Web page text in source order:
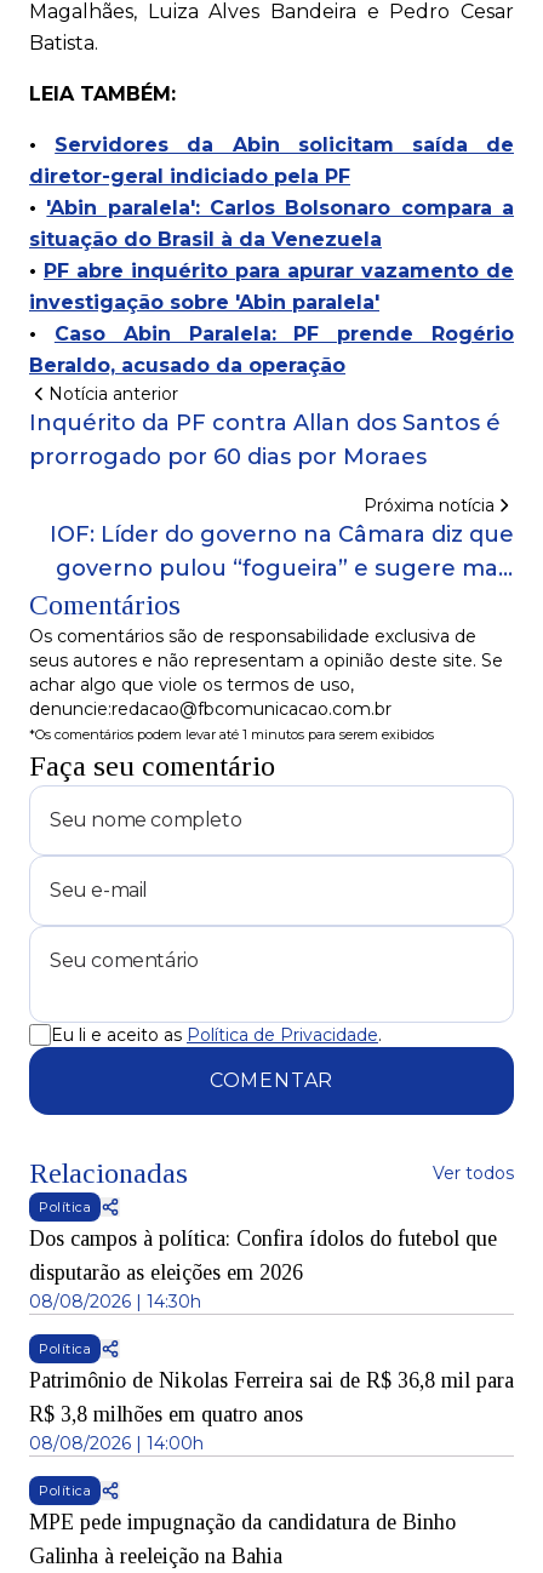
Magalhães, Luiza Alves Bandeira e Pedro Cesar
Batista.
LEIA TAMBÉM:
• Servidores da Abin solicitam saída de
diretor-geral indiciado pela PF
• 'Abin paralela': Carlos Bolsonaro compara a
situação do Brasil à da Venezuela
• PF abre inquérito para apurar vazamento de
investigação sobre 'Abin paralela'
• Caso Abin Paralela: PF prende Rogério
Beraldo, acusado da operação
Notícia anterior
Inquérito da PF contra Allan dos Santos é
prorrogado por 60 dias por Moraes
Próxima notícia
IOF: Líder do governo na Câmara diz que
governo pulou “fogueira” e sugere mais
Comentários
Os comentários são de responsabilidade exclusiva de
seus autores e não representam a opinião deste site. Se
achar algo que viole os termos de uso,
denuncie:redacao@fbcomunicacao.com.br
*Os comentários podem levar até 1 minutos para serem exibidos
Faça seu comentário
Eu li e aceito as Política de Privacidade.
COMENTAR
Relacionadas Ver todos
Política
Dos campos à política: Confira ídolos do futebol que
disputarão as eleições em 2026
08/08/2026 | 14:30h
Política
Patrimônio de Nikolas Ferreira sai de R$ 36,8 mil para
R$ 3,8 milhões em quatro anos
08/08/2026 | 14:00h
Política
MPE pede impugnação da candidatura de Binho
Galinha à reeleição na Bahia